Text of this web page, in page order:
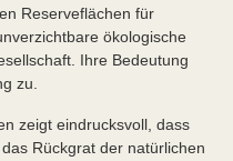
Reserveflächen für
ökologische
Ihre Bedeutung
zu.
zeigt eindrucksvoll, dass
Rückgrat der natürlichen